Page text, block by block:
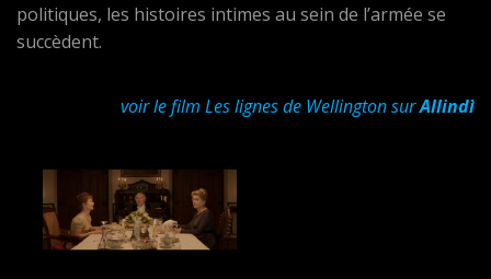
politiques, les histoires intimes au sein de l’armée se
succèdent.
voir le film Les lignes de Wellington surAllindì